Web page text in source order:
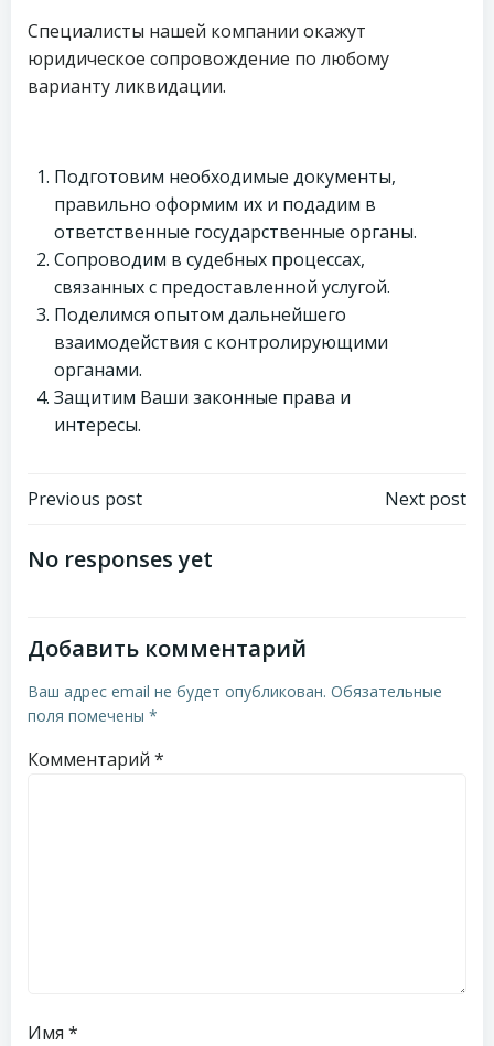
Специалисты нашей компании окажут
юридическое сопровождение по любому
варианту ликвидации.
Подготовим необходимые документы,
правильно оформим их и подадим в
ответственные государственные органы.
Сопроводим в судебных процессах,
связанных с предоставленной услугой.
Поделимся опытом дальнейшего
взаимодействия с контролирующими
органами.
Защитим Ваши законные права и
интересы.
Навигация
по
Previous post
Навигация
Next post
No responses yet
Добавить комментарий
Ваш адрес email не будет опубликован. Обязательные
поля помечены *
Комментарий *
Имя *